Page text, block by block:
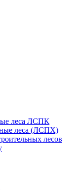
леса ЛСПК
леса (ЛСПХ)
лесов